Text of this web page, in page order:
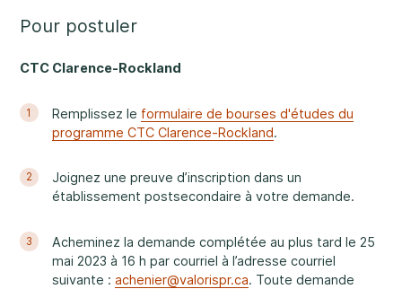
8, rue Valoris, Embrun
Hawkesbury
Faire une différence
Pour postuler
CTC Clarence-Rockland
1 Remplissez le formulaire de bourses d'études du
programme CTC Clarence-Rockland.
2
Joignez une preuve d’inscription dans un
établissement postsecondaire à votre demande.
3
Acheminez la demande complétée au plus tard le 25
mai 2023 à 16 h par courriel à l’adresse courriel
suivante : achenier@valorispr.ca. Toute demande